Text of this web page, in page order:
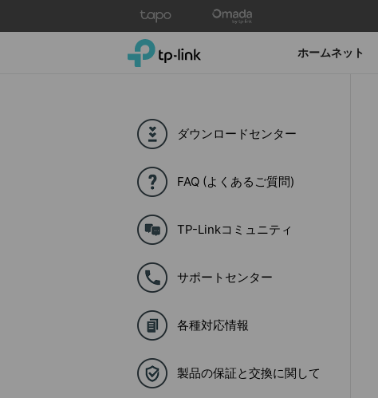
TP-Link, Reliably Smart ホームネット
ダウンロードセンター
FAQ (よくあるご質問)
TP-Linkコミュニティ
サポートセンター
各種対応情報
製品の保証と交換に関して